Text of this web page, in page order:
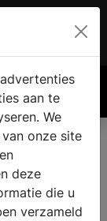
€ 0.00
aan te
We
onze site
deze
die u
verzameld